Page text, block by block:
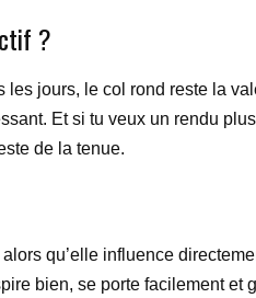
?
les jours, le col rond reste la
Et si tu veux un rendu
de la tenue.
qu’elle influence
bien, se porte facilement